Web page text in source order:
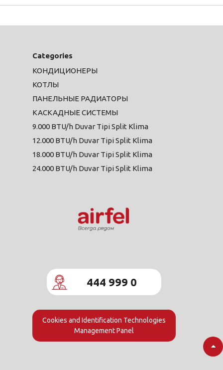
Categories
КОНДИЦИОНЕРЫ
КОТЛЫ
ПАНЕЛЬНЫЕ РАДИАТОРЫ
КАСКАДНЫЕ СИСТЕМЫ
9.000 BTU/h Duvar Tipi Split Klima
12.000 BTU/h Duvar Tipi Split Klima
18.000 BTU/h Duvar Tipi Split Klima
24.000 BTU/h Duvar Tipi Split Klima
444 999 0
Cookies and Identification Technologies
Management Panel